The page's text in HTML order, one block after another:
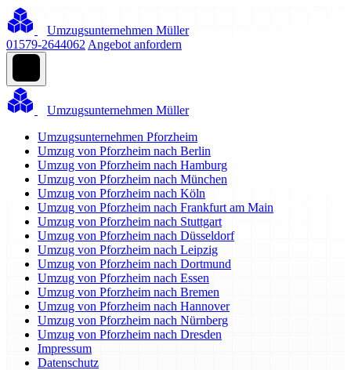
Umzugsunternehmen Müller
01579-2644062 Angebot anfordern
Umzugsunternehmen Müller
Umzugsunternehmen Pforzheim
Umzug von Pforzheim nach Berlin
Umzug von Pforzheim nach Hamburg
Umzug von Pforzheim nach München
Umzug von Pforzheim nach Köln
Umzug von Pforzheim nach Frankfurt am Main
Umzug von Pforzheim nach Stuttgart
Umzug von Pforzheim nach Düsseldorf
Umzug von Pforzheim nach Leipzig
Umzug von Pforzheim nach Dortmund
Umzug von Pforzheim nach Essen
Umzug von Pforzheim nach Bremen
Umzug von Pforzheim nach Hannover
Umzug von Pforzheim nach Nürnberg
Umzug von Pforzheim nach Dresden
Impressum
Datenschutz